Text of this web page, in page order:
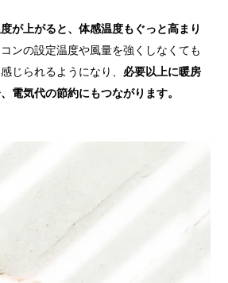
が上がると、体感温度もぐっと高まり
ンの設定温度や風量を強くしなくても
じられるようになり、 必要以上に暖房
電気代の節約にもつながります。